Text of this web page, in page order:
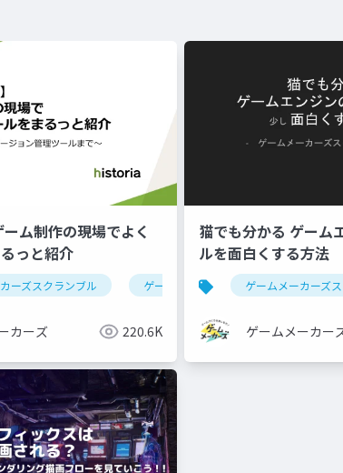
シェーダー
ーム制作の現場でよく
っと紹介
ーズスクランブル ゲーム制作 ツール紹介
カーズ 220.6K
猫でも分かる ゲーム
ルを面白くする方法
ゲームメーカーズ
ゲームメーカー